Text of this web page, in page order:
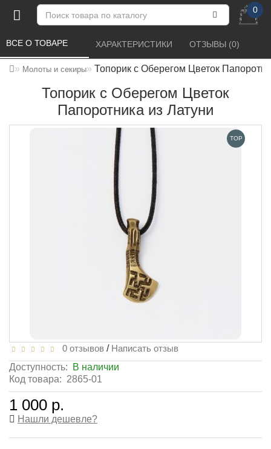
0
Молоты и секиры Топорик с Оберегом Цветок
Топорик с Оберегом Цветок
Папоротника из Латуни
ВСЕ О ТОВАРЕ ХАРАКТЕРИСТИКИ ОТЗЫВЫ (0)
TOP
0 отзывов / Написать отзыв
Доступность:
В наличии
Код товара: 2865-01
1 000 р.
Нашли дешевле?